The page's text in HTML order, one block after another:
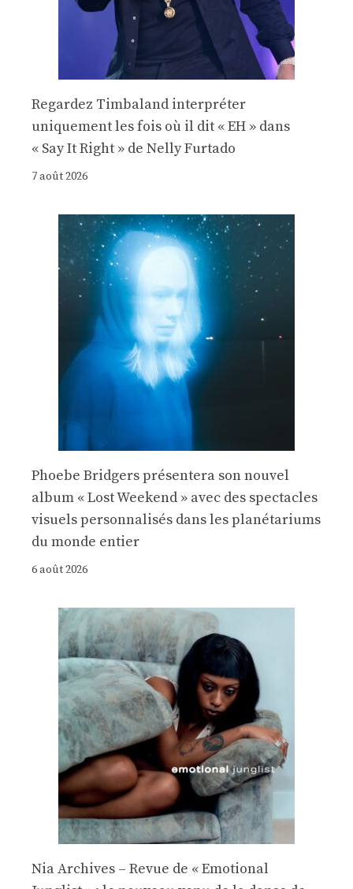
Regardez Timbaland interpréter
uniquement les fois où il dit « EH » dans
« Say It Right » de Nelly Furtado
7 août 2026
Phoebe Bridgers présentera son nouvel
album « Lost Weekend » avec des spectacles
visuels personnalisés dans les planétariums
du monde entier
6 août 2026
Nia Archives – Revue de « Emotional